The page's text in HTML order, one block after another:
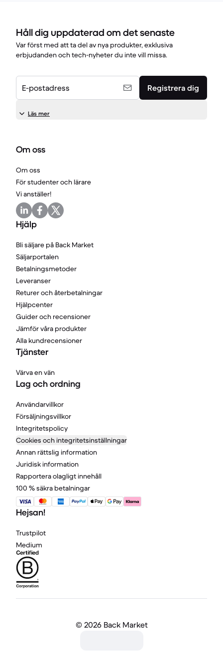
Håll dig uppdaterad om det senaste
Var först med att ta del av nya produkter, exklusiva
erbjudanden och tech-nyheter du inte vill missa.
E-postadress Registrera dig
Läs mer
Om oss
Om oss
För studenter och lärare
Vi anställer!
Hjälp
Bli säljare på Back Market
Säljarportalen
Betalningsmetoder
Leveranser
Returer och återbetalningar
Hjälpcenter
Guider och recensioner
Jämför våra produkter
Alla kundrecensioner
Tjänster
Värva en vän
Lag och ordning
Användarvillkor
Försäljningsvillkor
Integritetspolicy
Cookies och integritetsinställningar
Annan rättslig information
Juridisk information
Rapportera olagligt innehåll
100 % säkra betalningar
Hejsan!
Trustpilot
Medium
© 2026 Back Market